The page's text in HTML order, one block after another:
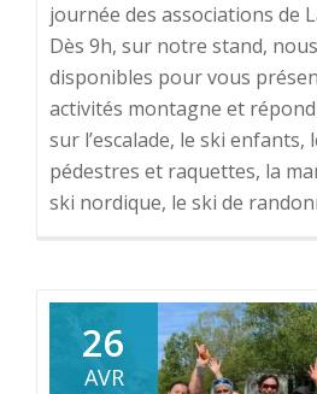
journée des associations de
Dès 9h, sur notre stand,
disponibles pour vous
activités montagne et
sur l’escalade, le ski enfants,
pédestres et raquettes, la
ski nordique, le ski de
26
AVR